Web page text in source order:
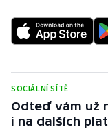
Short track
Stolní tenis
Triatlon
SOCIÁLNÍ SÍTĚ
Odteď vám už
i na dalších